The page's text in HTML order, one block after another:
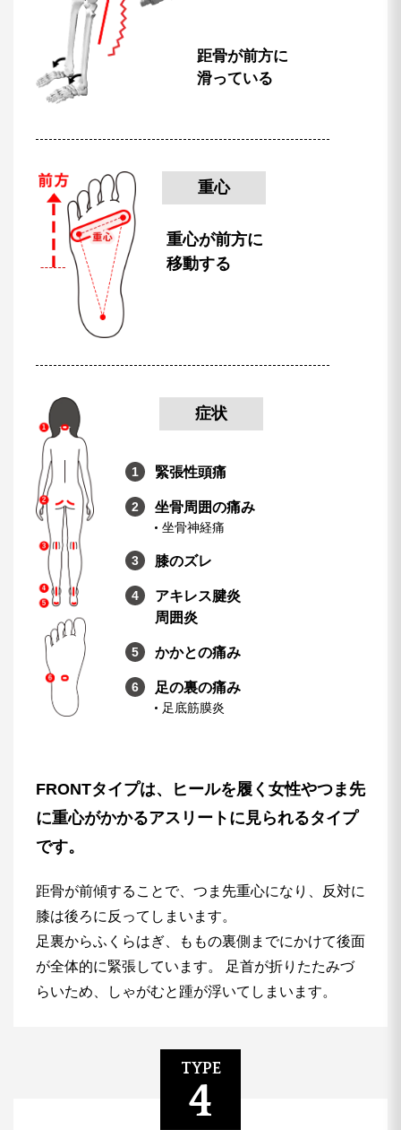
距骨が前方に
滑っている
重心
重心が前方に
移動する
症状
緊張性頭痛
坐骨周囲の痛み
坐骨神経痛
膝のズレ
アキレス腱炎
周囲炎
かかとの痛み
足の裏の痛み
足底筋膜炎
FRONTタイプは、ヒールを履く女性やつま先
に重心がかかるアスリートに見られるタイプ
です。
距骨が前傾することで、つま先重心になり、反対に
膝は後ろに反ってしまいます。
足裏からふくらはぎ、ももの裏側までにかけて後面
が全体的に緊張しています。
足首が折りたたみづ
らいため、しゃがむと踵が浮いてしまいます。
TYPE
4